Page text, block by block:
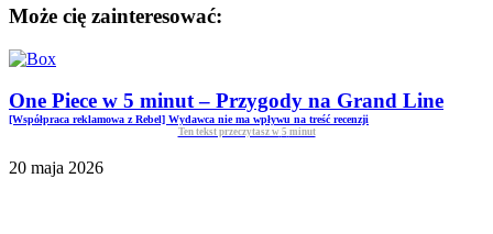
Może cię zainteresować:
One Piece w 5 minut – Przygody na Grand Line
[Współpraca reklamowa z Rebel] Wydawca nie ma wpływu na treść recenzji
Ten tekst przeczytasz w 5 minut
20 maja 2026